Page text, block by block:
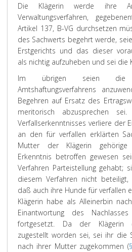
Die Klägerin werde ihre
Verwaltungsverfahren,
Artikel 137, B-VG durchsetzen
des Sachwerts begehrt werde,
Erstgerichts und das dieser
als nichtig aufzuheben und sei die
Im übrigen seien die
Amtshaftungsverfahrens
Begehren auf Ersatz des
meritorisch abzusprechen
Verfallserkenntnisses verliere der
an den für verfallen erklärten
Mutter der Klägerin
Erkenntnis betroffen gewesen
Verfahren Parteistellung gehabt;
diesem Verfahren nicht beteiligt,
daß auch ihre Hunde für verfallen
Klägerin habe als Alleinerbin
Einantwortung des
fortgesetzt. Da der Klägerin
zugestellt worden sei, sei ihr die
nach ihrer Mutter zugekommen (